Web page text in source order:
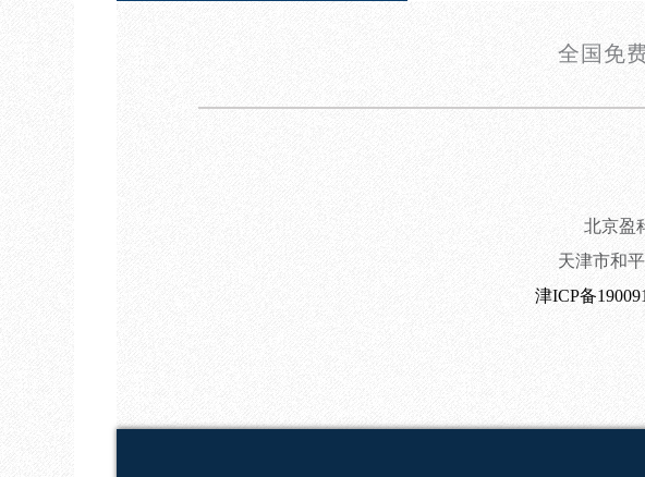
全国免
北京盈
天津市和
津ICP备